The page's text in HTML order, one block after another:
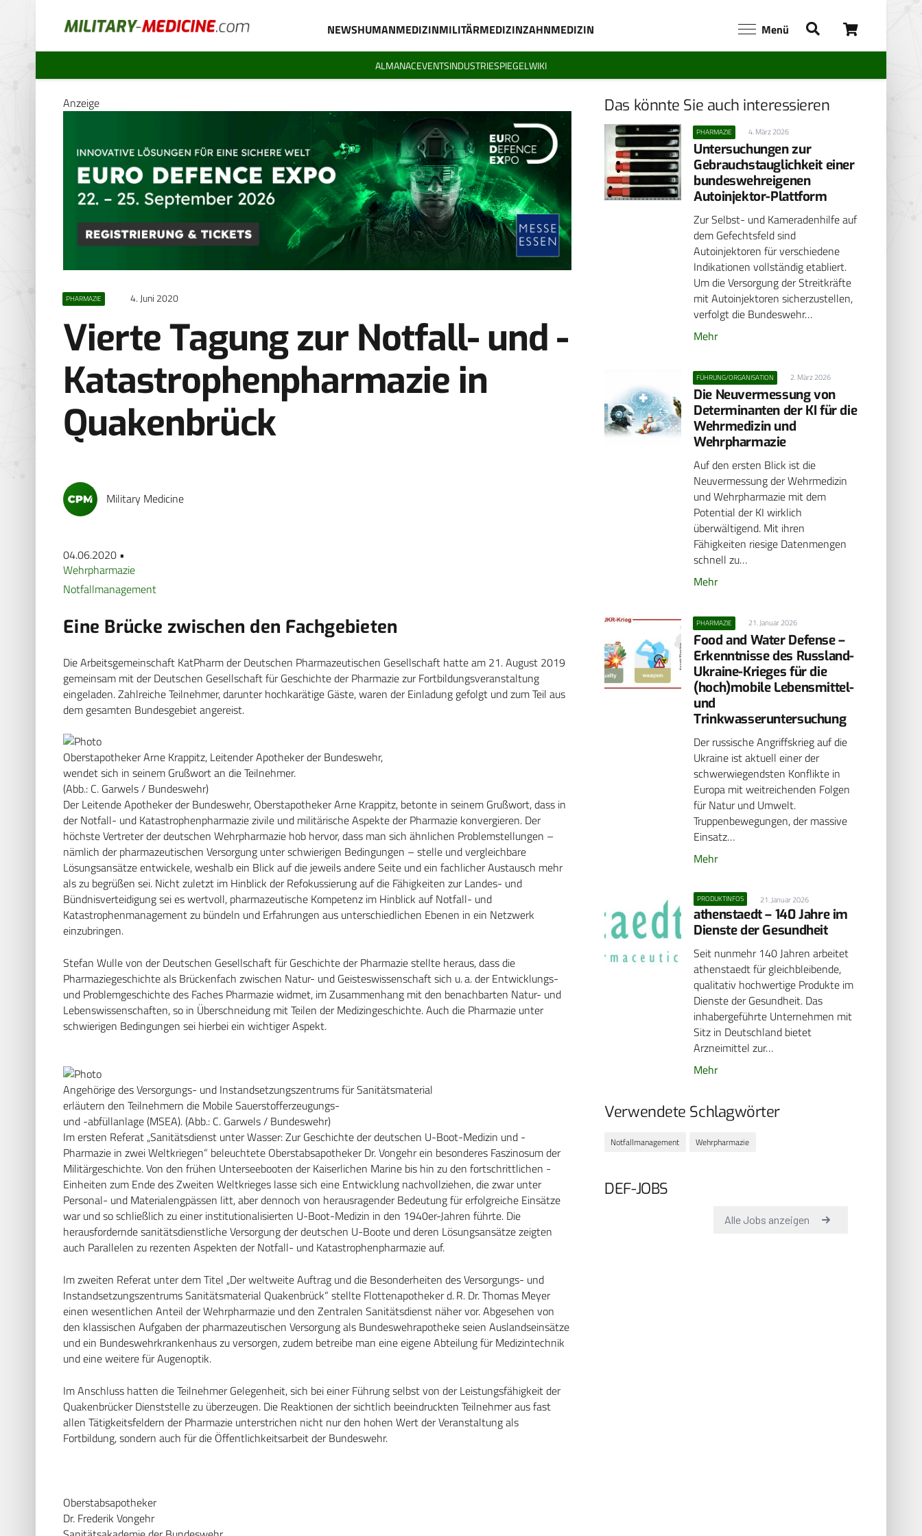
NEWSHUMANMEDIZINMILITÄRMEDIZINZAHNMEDIZIN Menü
ALMANACEVENTSINDUSTRIESPIEGELWIKI
Anzeige
PHARMAZIE 4. Juni 2020
Vierte Tagung zur Notfall- und ­
Katastrophenpharmazie in
Quakenbrück
Military Medicine
04.06.2020 •
Wehrpharmazie
Notfallmanagement
Eine Brücke zwischen den Fachgebieten
Die Arbeitsgemeinschaft KatPharm der Deutschen Pharmazeutischen Gesellschaft hatte am 21. August 2019
gemeinsam mit der Deutschen Gesellschaft für Geschichte der Pharmazie zur Fortbildungsveranstaltung
eingeladen. Zahlreiche Teilnehmer, darunter hochkarätige Gäste, waren der Einladung gefolgt und zum Teil aus
dem gesamten Bundesgebiet angereist.
Oberstapotheker Arne Krappitz, Leitender Apotheker der Bundeswehr,
wendet sich in seinem Grußwort an die Teilnehmer.
(Abb.: C. Garwels / Bundeswehr)
Der Leitende Apotheker der Bundeswehr, Oberstapotheker Arne Krappitz, betonte in seinem Grußwort, dass in
der Notfall- und Katastrophenpharmazie zivile und militärische Aspekte der Pharmazie konvergieren. Der
höchste Vertreter der deutschen ­Wehrpharmazie hob hervor, dass man sich ähnlichen Problemstellungen –
nämlich der pharmazeutischen Versorgung unter schwierigen Bedingungen – stelle und vergleichbare
Lösungsansätze entwickele, weshalb ein Blick auf die jeweils andere Seite und ein fachlicher Austausch mehr
als zu begrüßen sei. Nicht zuletzt im Hinblick der Refokussierung auf die Fähigkeiten zur Landes- und
Bündnisverteidigung sei es wertvoll, pharmazeutische Kompetenz im Hinblick auf Notfall- und
Katastrophenmanagement zu bündeln und Erfahrungen aus unterschiedlichen Ebenen in ein Netzwerk
einzubringen.
Stefan Wulle von der Deutschen Gesellschaft für Geschichte der Pharmazie stellte heraus, dass die
Pharmaziegeschichte als ­Brückenfach zwischen Natur- und Geisteswissenschaft sich u. a. der Entwicklungs-
und Problemgeschichte des Faches Pharmazie widmet, im Zusammenhang mit den benachbarten Natur- und
Lebenswissenschaften, so in Überschneidung mit Teilen der Medizingeschichte. Auch die Pharmazie unter
schwierigen Bedingungen sei hierbei ein wichtiger Aspekt.
Angehörige des Versorgungs- und Instandsetzungszentrums für Sanitätsmaterial
erläutern den Teilnehmern die Mobile Sauerstofferzeugungs-
und -abfüllanlage (MSEA). (Abb.: C. Garwels / Bundeswehr)
Im ersten Referat „Sanitätsdienst unter Wasser: Zur Geschichte der deutschen U-Boot-Medizin und -
Pharmazie in zwei Weltkriegen“ beleuchtete Oberstabsapotheker Dr. Vongehr ein besonderes Faszinosum der
Militärgeschichte. Von den frühen Unterseebooten der Kaiserlichen Marine bis hin zu den fortschrittlichen ­
Einheiten zum Ende des Zweiten Weltkrieges lasse sich eine Entwicklung nachvollziehen, die zwar unter
Personal- und Material­engpässen litt, aber dennoch von herausragender Bedeutung für erfolgreiche Einsätze
war und so schließlich zu einer institutionalisierten U-Boot-Medizin in den 1940er-Jahren führte. Die
herausfordernde sanitätsdienstliche Versorgung der deutschen U-Boote und deren Lösungsansätze zeigten
auch Parallelen zu rezenten Aspekten der Notfall- und Katastrophenpharmazie auf.
Im zweiten Referat unter dem Titel „Der weltweite Auftrag und die Besonderheiten des Versorgungs- und
Instandsetzungs­zentrums Sanitätsmaterial Quakenbrück“ stellte Flottenapotheker d. R. Dr. Thomas Meyer
einen wesentlichen Anteil der Wehrpharmazie und den Zentralen Sanitätsdienst näher vor. Abgesehen von
den klassischen Aufgaben der pharmazeutischen Versorgung als Bundeswehrapotheke seien Auslandseinsätze
und ein Bundeswehrkrankenhaus zu versorgen, zudem betreibe man eine eigene Abteilung für Medizintechnik
und eine weitere für Augenoptik.
Im Anschluss hatten die Teilnehmer Gelegenheit, sich bei einer Führung selbst von der Leistungsfähigkeit der
Quakenbrücker Dienststelle zu überzeugen. Die Reaktionen der sichtlich beeindruckten Teilnehmer aus fast
allen Tätigkeitsfeldern der Pharmazie unterstrichen nicht nur den hohen Wert der Veranstaltung als
Fortbildung, sondern auch für die Öffentlichkeitsarbeit der Bundeswehr.
Oberstabsapotheker
Dr. Frederik Vongehr
Das könnte Sie auch interessieren
PHARMAZIE 4. März 2026
Untersuchungen zur
Gebrauchstauglichkeit einer
bundeswehreigenen
Autoinjektor-Plattform
Zur Selbst- und Kameradenhilfe auf
dem Gefechtsfeld sind
Autoinjektoren für verschiedene
Indikationen vollständig etabliert.
Um die Versorgung der Streitkräfte
mit Autoinjektoren sicherzustellen,
verfolgt die Bundeswehr…
Mehr
FÜHRUNG/ORGANISATION 2. März 2026
Die Neuvermessung von
Determinanten der KI für die
Wehrmedizin und
Wehrpharmazie
Auf den ersten Blick ist die
Neuvermessung der Wehrmedizin
und Wehrpharmazie mit dem
Potential der KI wirklich
überwältigend. Mit ihren
Fähigkeiten riesige Datenmengen
schnell zu…
Mehr
PHARMAZIE 21. Januar 2026
Food and Water Defense –
Erkenntnisse des Russland-
Ukraine-Krieges für die
(hoch)mobile Lebensmittel-
und
Trinkwasseruntersuchung
Der russische Angriffskrieg auf die
Ukraine ist aktuell einer der
schwerwiegendsten Konflikte in
Europa mit weitreichenden Folgen
für Natur und Umwelt.
Truppenbewegungen, der massive
Einsatz…
Mehr
PRODUKTINFOS 21. Januar 2026
athenstaedt – 140 Jahre im
Dienste der Gesundheit
Seit nunmehr 140 Jahren arbeitet
athenstaedt für gleichbleibende,
qualitativ hochwertige Produkte im
Dienste der Gesundheit. Das
inhabergeführte Unternehmen mit
Sitz in Deutschland bietet
Arzneimittel zur…
Mehr
Verwendete Schlagwörter
Notfallmanagement Wehrpharmazie
DEF-JOBS